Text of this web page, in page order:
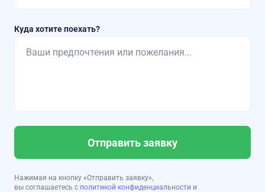
Куда хотите поехать?
Отправить заявку
Нажимая на кнопку «Отправить заявку»,
вы соглашаетесь с политикой конфиденциальности и